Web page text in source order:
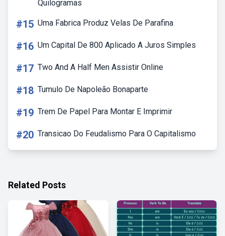
Quilogramas
#15 Uma Fabrica Produz Velas De Parafina
#16 Um Capital De 800 Aplicado A Juros Simples
#17 Two And A Half Men Assistir Online
#18 Tumulo De Napoleão Bonaparte
#19 Trem De Papel Para Montar E Imprimir
#20 Transicao Do Feudalismo Para O Capitalismo
Related Posts